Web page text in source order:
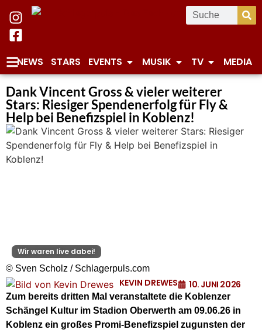
NEWS STARS EVENTS MUSIK TV MEDIA
Dank Vincent Gross & vieler weiterer
Stars: Riesiger Spendenerfolg für Fly &
Help bei Benefizspiel in Koblenz!
Wir waren live dabei!
© Sven Scholz / Schlagerpuls.com
KEVIN DREWES 10. JUNI 2026
Zum bereits dritten Mal veranstaltete die Koblenzer
Schängel Kultur im Stadion Oberwerth am 09.06.26 in
Koblenz ein großes Promi-Benefizspiel zugunsten der